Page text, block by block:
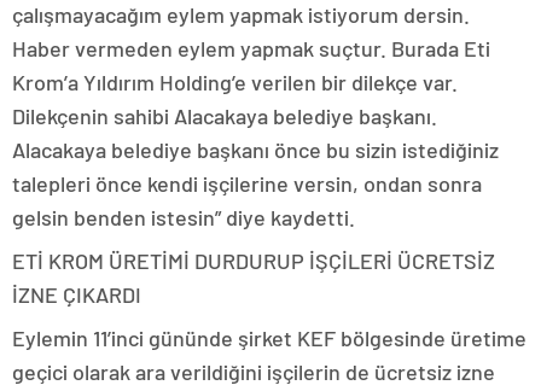
çalışmayacağım eylem yapmak istiyorum dersin.
Haber vermeden eylem yapmak suçtur. Burada Eti
Krom’a Yıldırım Holding’e verilen bir dilekçe var.
Dilekçenin sahibi Alacakaya belediye başkanı.
Alacakaya belediye başkanı önce bu sizin istediğiniz
talepleri önce kendi işçilerine versin, ondan sonra
gelsin benden istesin” diye kaydetti.
ETİ KROM ÜRETİMİ DURDURUP İŞÇİLERİ ÜCRETSİZ
İZNE ÇIKARDI
Eylemin 11’inci gününde şirket KEF bölgesinde üretime
geçici olarak ara verildiğini işçilerin de ücretsiz izne